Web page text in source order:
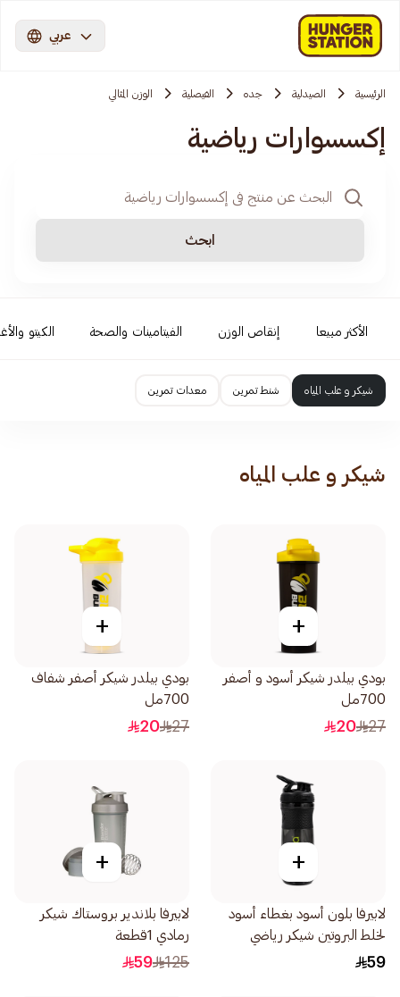
عربي
الرئيسية الصيدلية جده الفيصلية الوزن المثالي
إكسسوارات رياضية
ابحث
الأكثر مبيعا إنقاص الوزن الفيتامينات والصحة الكيتو
شيكر و علب المياه شنط تمرين معدات تمرين
شيكر و علب المياه
+
بودي بيلدر شيكر أسود و أصفر
700مل
27
20
+
بودي بيلدر شيكر أصفر شفاف
700مل
27
20
+
لابيرفا بلون أسود بغطاء أسود
لخلط البروتين شيكر رياضي
سبورت مكسر 1قطعة
59
+
لابيرفا بلاندير بروستاك شيكر
رمادي 1قطعة
125
59